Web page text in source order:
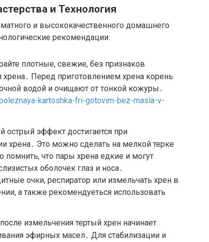
и Технология
и высококачественного домашнего
рекомендации:
плотные, свежие, без признаков
Перед приготовлением хрена корень
водой и очищают от тонкой кожуры․
kartoshka-fri-gotovim-bez-masla-v-
эффект достигается при
хрена․ Это можно сделать на мелкой терке
что пары хрена едкие и могут
оболочек глаз и носа․
очки, респиратор или измельчать хрен в
а также рекомендуеться использовать
измельчения тертый хрен начинает
эфирных масел․ Для стабилизации и